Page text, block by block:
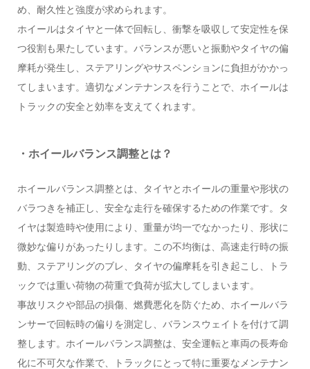
め、耐久性と強度が求められます。
ホイールはタイヤと一体で回転し、衝撃を吸収して安定性を保
つ役割も果たしています。バランスが悪いと振動やタイヤの偏
摩耗が発生し、ステアリングやサスペンションに負担がかかっ
てしまいます。適切なメンテナンスを行うことで、ホイールは
トラックの安全と効率を支えてくれます。
・ホイールバランス調整とは？
ホイールバランス調整とは、タイヤとホイールの重量や形状の
バラつきを補正し、安全な走行を確保するための作業です。タ
イヤは製造時や使用により、重量が均一でなかったり、形状に
微妙な偏りがあったりします。この不均衡は、高速走行時の振
動、ステアリングのブレ、タイヤの偏摩耗を引き起こし、トラ
ックでは重い荷物の荷重で負荷が拡大してしまいます。
事故リスクや部品の損傷、燃費悪化を防ぐため、ホイールバラ
ンサーで回転時の偏りを測定し、バランスウェイトを付けて調
整します。ホイールバランス調整は、安全運転と車両の長寿命
化に不可欠な作業で、トラックにとって特に重要なメンテナン